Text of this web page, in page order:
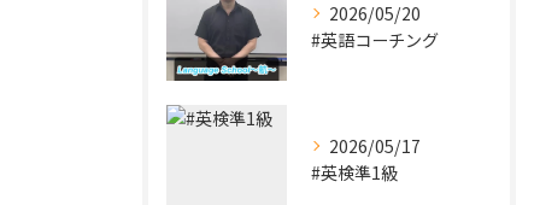
2026/05/20
#英語コーチング
2026/05/17
#英検準1級